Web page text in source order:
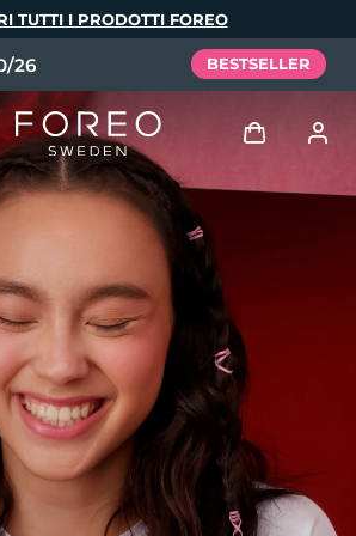
TUTTI I PRODOTTI FOREO
26 BESTSELLER
Profilo utente
I miei dispositivi
I miei ordini
I miei indirizzi
I miei abbonamenti
Tech Elixir
Set
Deutsch
Español
Italiano
Português
Svenska
Русский
简体中文 繁體中文